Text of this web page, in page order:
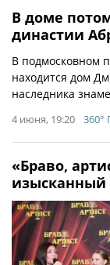
В доме
династии
В подмосковном
находится дом
наследника
4 июня, 19:20 360°
«Браво,
изысканный